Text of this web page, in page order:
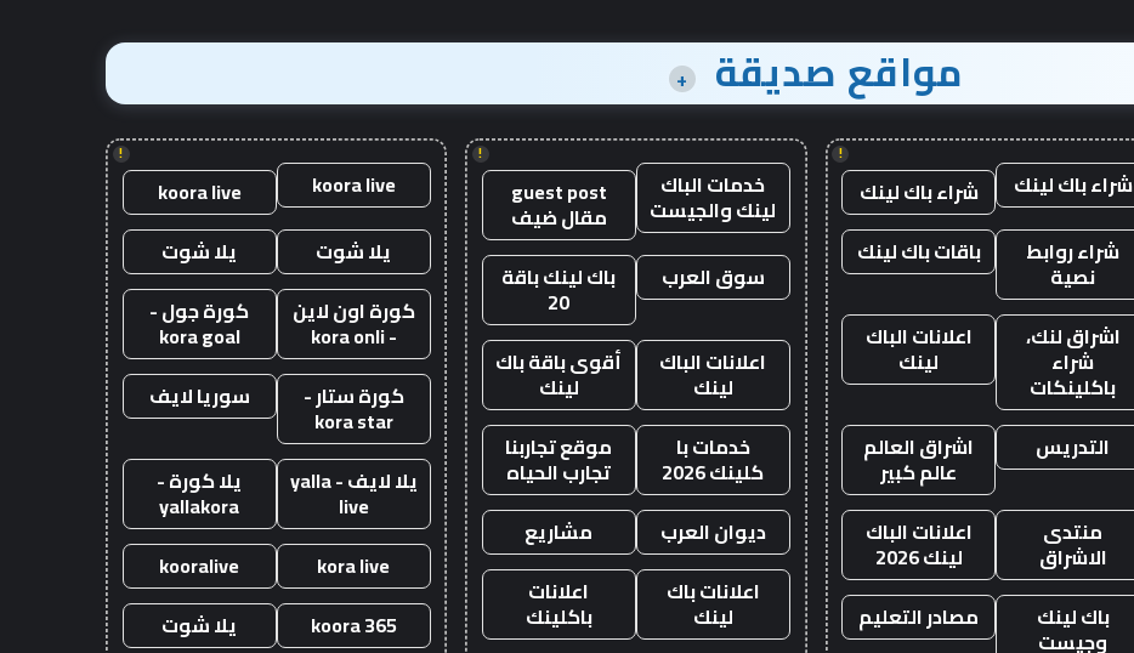
مواقع صديقة +
!
شراء باك لينك
شراء باك لينك
شراء روابط
نصية
باقات باك لينك
اشراق لنك،
شراء
باكلينكات
اعلانات الباك
لينك
التدريس اشراق العالم
عالم كبير
منتدى
الاشراق
اعلانات الباك
لينك 2026
باك لينك
وجيست
مصادر التعليم
!
خدمات الباك
لينك والجيست guest post
مقال ضيف
سوق العرب
باك لينك باقة
20
اعلانات الباك
لينك
أقوى باقة باك
لينك
خدمات با
كلينك 2026
موقع تجاربنا
تجارب الحياه
ديوان العرب
مشاريع
اعلانات باك
لينك
اعلانات
باكلينك
!
koora live
koora live
يلا شوت
يلا شوت
كورة اون لاين
- kora onli
كورة جول -
kora goal
كورة ستار -
kora star
سوريا لايف
يلا لايف - yalla
live
يلا كورة -
yallakora
kora live
kooralive
koora 365
يلا شوت